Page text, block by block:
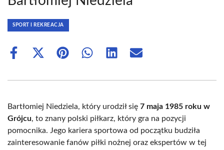
SPORT I REKREACJA
Share
Share
(Twitter)
Share Share Share Share
Bartłomiej Niedziela, który urodził się 7 maja 1985 roku w
Grójcu, to znany polski piłkarz, który gra na pozycji
pomocnika. Jego kariera sportowa od początku budziła
zainteresowanie fanów piłki nożnej oraz ekspertów w tej